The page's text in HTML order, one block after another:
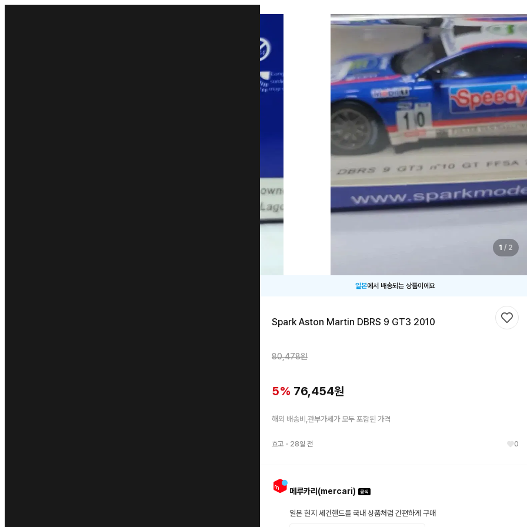
1 / 2
일본에서 배송되는 상품이에요
Spark Aston Martin DBRS 9 GT3 2010
80,478원
5% 76,454원
해외 배송비,관부가세가 모두 포함된 가격
효고 ・ 28일 전 0
메루카리(mercari)
일본 현지 세컨핸드를 국내 상품처럼 간편하게 구매
찜하